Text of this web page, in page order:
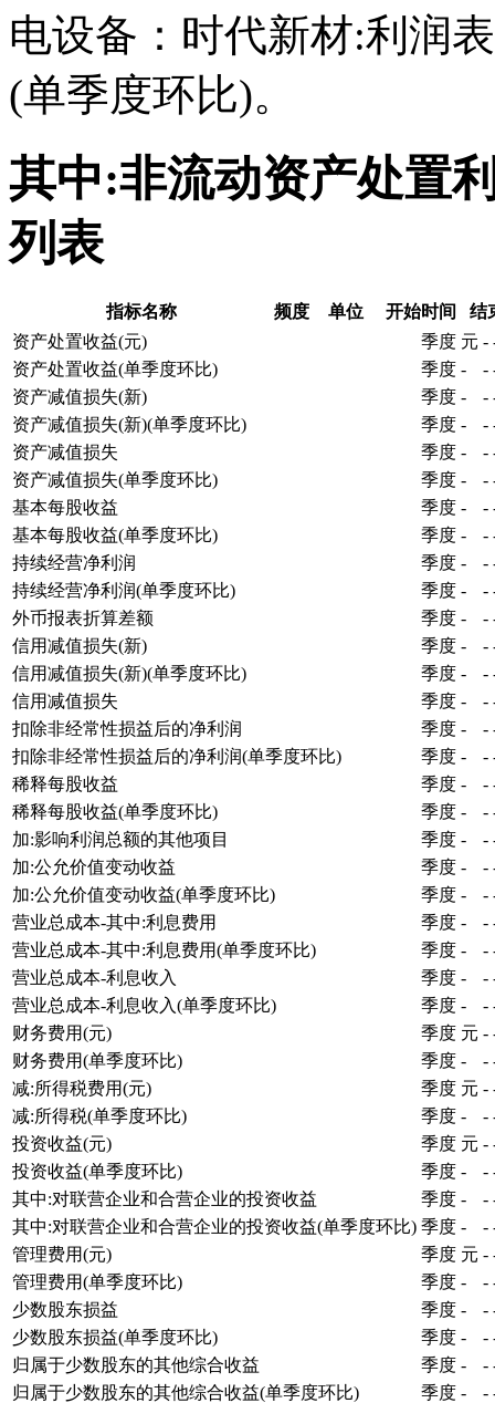
电设备：时代新材:利润
(单季度环比)。
其中:非流动资产处置
列表
指标名称 频度 单位 开始时间
结
资产处置收益(元)
季度 元 -
资产处置收益(单季度环比)
季度 - -
资产减值损失(新)
季度 - -
资产减值损失(新)(单季度环比)
季度 - -
资产减值损失
季度 - -
资产减值损失(单季度环比)
季度 - -
基本每股收益
季度 - -
基本每股收益(单季度环比)
季度 - -
持续经营净利润
季度 - -
持续经营净利润(单季度环比)
季度 - -
外币报表折算差额
季度 - -
信用减值损失(新)
季度 - -
信用减值损失(新)(单季度环比)
季度 - -
信用减值损失
季度 - -
扣除非经常性损益后的净利润
季度 - -
扣除非经常性损益后的净利润(单季度环比)
季度 - -
稀释每股收益
季度 - -
稀释每股收益(单季度环比)
季度 - -
加:影响利润总额的其他项目
季度 - -
加:公允价值变动收益
季度 - -
加:公允价值变动收益(单季度环比)
季度 - -
营业总成本-其中:利息费用
季度 - -
营业总成本-其中:利息费用(单季度环比)
季度 - -
营业总成本-利息收入
季度 - -
营业总成本-利息收入(单季度环比)
季度 - -
财务费用(元)
季度 元 -
财务费用(单季度环比)
季度 - -
减:所得税费用(元)
季度 元 -
减:所得税(单季度环比)
季度 - -
投资收益(元)
季度 元 -
投资收益(单季度环比)
季度 - -
其中:对联营企业和合营企业的投资收益
季度 - -
其中:对联营企业和合营企业的投资收益(单季度环比) 季度 - -
管理费用(元)
季度 元 -
管理费用(单季度环比)
季度 - -
少数股东损益
季度 - -
少数股东损益(单季度环比)
季度 - -
归属于少数股东的其他综合收益
季度 - -
归属于少数股东的其他综合收益(单季度环比)
季度 - -